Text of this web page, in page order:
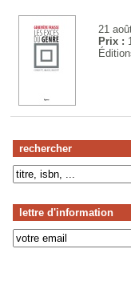
rechercher
lettre d'information
21
Prix :